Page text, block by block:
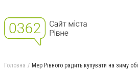
Головна Мер Рівного радить купувати на зиму